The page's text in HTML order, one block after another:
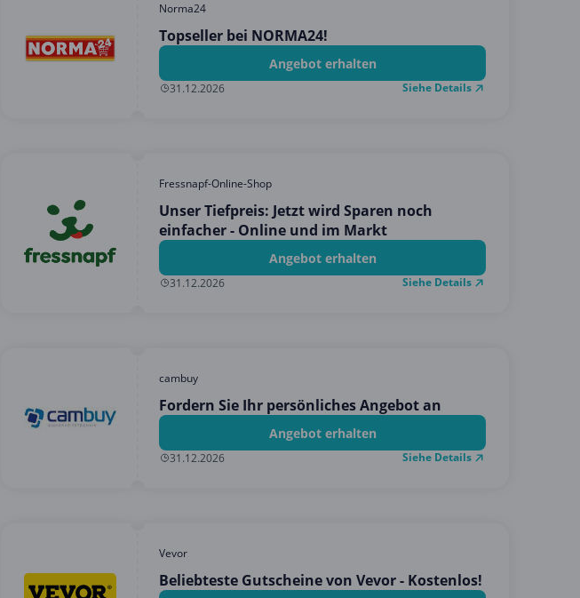
Norma24
Topseller bei NORMA24!
Angebot erhalten
31.12.2026 Siehe Details
Fressnapf-Online-Shop
Unser Tiefpreis: Jetzt wird Sparen noch
einfacher - Online und im Markt
Angebot erhalten
31.12.2026 Siehe Details
cambuy
Fordern Sie Ihr persönliches Angebot an
Angebot erhalten
31.12.2026 Siehe Details
Vevor
Beliebteste Gutscheine von Vevor - Kostenlos!